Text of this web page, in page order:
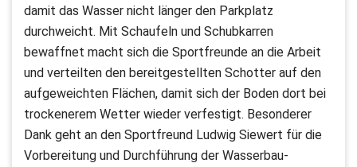
damit das Wasser nicht länger den Parkplatz
durchweicht. Mit Schaufeln und Schubkarren
bewaffnet macht sich die Sportfreunde an die Arbeit
und verteilten den bereitgestellten Schotter auf den
aufgeweichten Flächen, damit sich der Boden dort bei
trockenerem Wetter wieder verfestigt. Besonderer
Dank geht an den Sportfreund Ludwig Siewert für die
Vorbereitung und Durchführung der Wasserbau-